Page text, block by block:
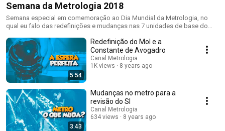
Semana da Metrologia 2018
Semana especial em comemoração ao Dia Mundial da Metrologia, no
qual eu falo das redefinições e mudanças nas 7 unidades de base do
5:54
Redefinição do Mol e a
Constante de Avogadro
Canal Metrologia
1K views
8 years ago
3:43
Mudanças no metro para a
revisão do SI
Canal Metrologia
634 views
8 years ago